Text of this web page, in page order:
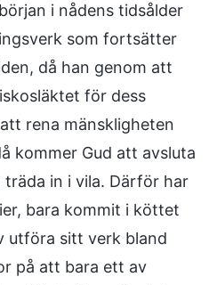
i nådens tidsålder
som fortsätter
då han genom att
för dess
rena mänskligheten
kommer Gud att avsluta
in i vila. Därför har
bara kommit i köttet
utföra sitt verk bland
på att bara ett av